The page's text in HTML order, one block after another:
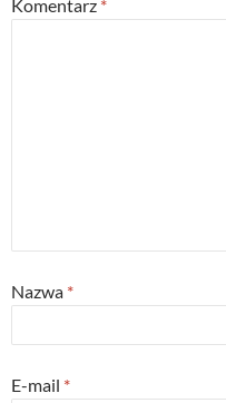
Komentarz *
Nazwa *
E-mail *